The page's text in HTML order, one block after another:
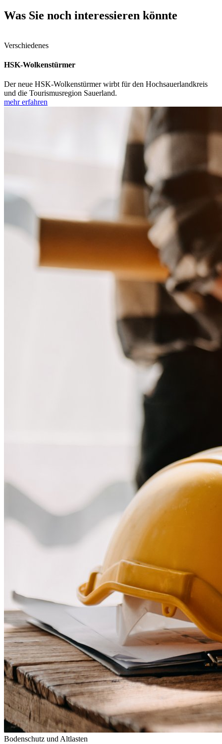
Was Sie noch interessieren könnte
Verschiedenes
HSK-Wolkenstürmer
Der neue HSK-Wolkenstürmer wirbt für den Hochsauerlandkreis
und die Tourismusregion Sauerland.
mehr erfahren
Bodenschutz und Altlasten